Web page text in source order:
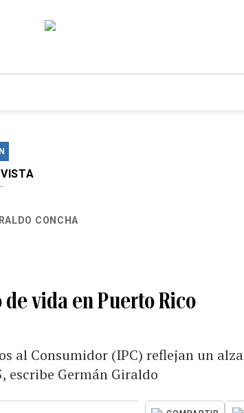
CONCHA
vida en Puerto Rico
al Consumidor (IPC) reflejan un alza
escribe Germán Giraldo